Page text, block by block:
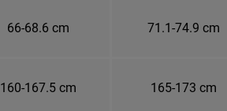
66-68.6 cm 71.1-74.9 cm
160-167.5 cm 165-173 cm